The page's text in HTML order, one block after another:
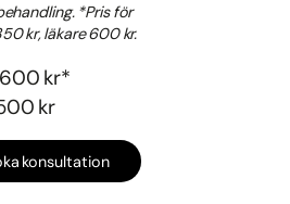
*Pris för
kr, läkare 600 kr.
kr*
kr
konsultation